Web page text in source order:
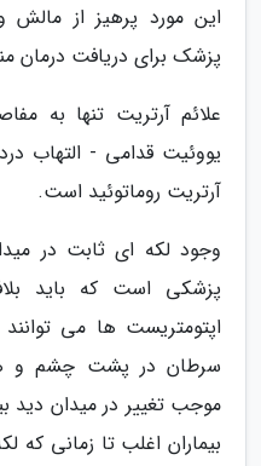
این مورد پرهیز از
پزشک برای دریافت درمان
علائم آرتریت تنها به
یووئیت قدامی - التهاب
آرتریت روماتوئید است.
وجود لکه ای ثابت در
پزشکی است که باید
اپتومتریست ها می
سرطان در پشت چشم و
موجب تغییر در میدان دید
بیماران اغلب تا زمانی که